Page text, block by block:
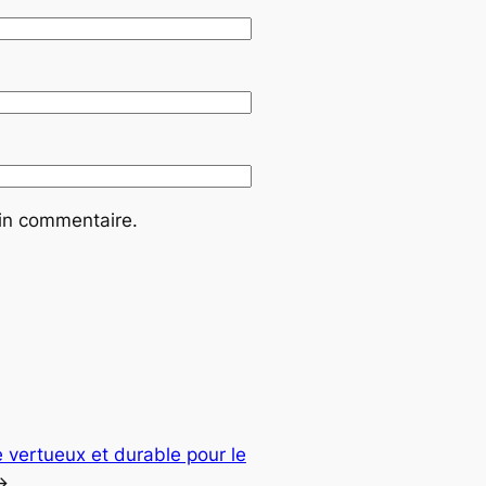
commentaire.
vertueux et durable pour le